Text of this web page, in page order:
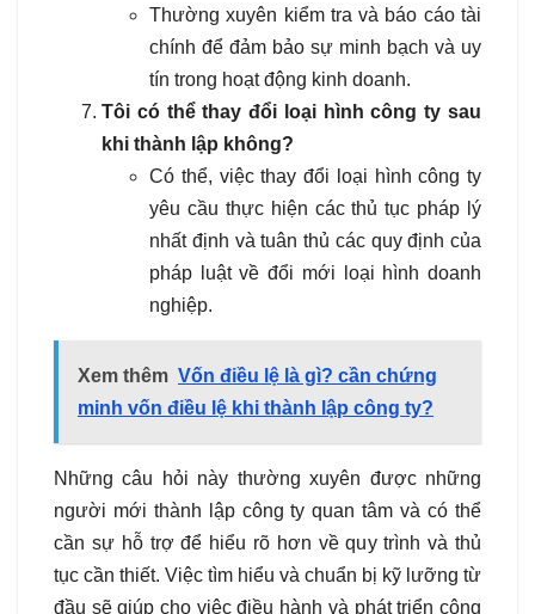
Thường xuyên kiểm tra và báo cáo tài
chính để đảm bảo sự minh bạch và uy
tín trong hoạt động kinh doanh.
Tôi có thể thay đổi loại hình công ty sau
khi thành lập không?
Có thể, việc thay đổi loại hình công ty
yêu cầu thực hiện các thủ tục pháp lý
nhất định và tuân thủ các quy định của
pháp luật về đổi mới loại hình doanh
nghiệp.
Xem thêm Vốn điều lệ là gì? cần chứng
minh vốn điều lệ khi thành lập công ty?
Những câu hỏi này thường xuyên được những
người mới thành lập công ty quan tâm và có thể
cần sự hỗ trợ để hiểu rõ hơn về quy trình và thủ
tục cần thiết. Việc tìm hiểu và chuẩn bị kỹ lưỡng từ
đầu sẽ giúp cho việc điều hành và phát triển công